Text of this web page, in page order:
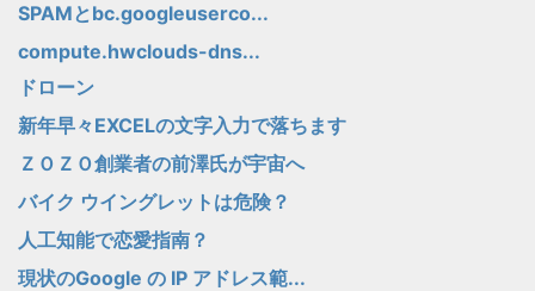
SPAMとbc.googleuserco...
compute.hwclouds-dns...
ドローン
新年早々EXCELの文字入力で落ちます
ＺＯＺＯ創業者の前澤氏が宇宙へ
バイク ウイングレットは危険？
人工知能で恋愛指南？
現状のGoogle の IP アドレス範...